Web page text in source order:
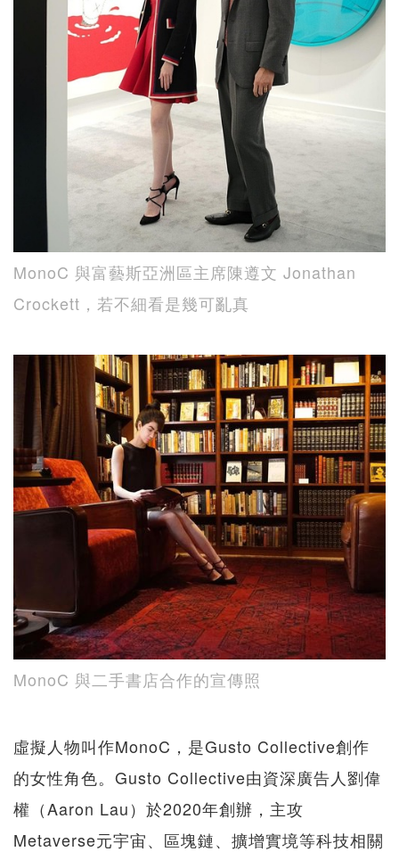
MonoC 與富藝斯亞洲區主席陳遵文 Jonathan
Crockett，若不細看是幾可亂真
MonoC 與二手書店合作的宣傳照
虛擬人物叫作MonoC，是Gusto Collective創作
的女性角色。Gusto Collective由資深廣告人劉偉
權（Aaron Lau）於2020年創辦，主攻
Metaverse元宇宙、區塊鏈、擴增實境等科技相關